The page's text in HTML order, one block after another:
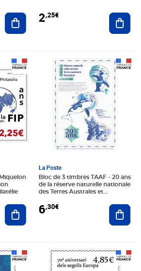
Ajouter au panier
2,25€
Ajouter au panier
La Poste
Bloc de 3 timbres TAAF - 20 ans
de la réserve naturelle nationale
des Terres Australes et
6,30€
Prix 6,30€
Prix 4,85€